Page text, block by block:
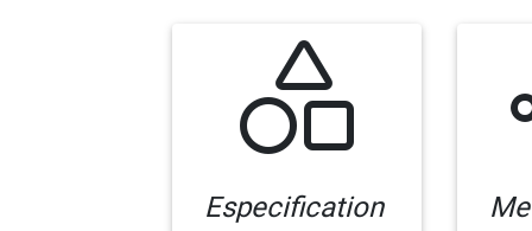
Especification